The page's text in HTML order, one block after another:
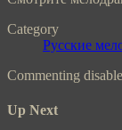
Category
Русские
Commenting
Up Next